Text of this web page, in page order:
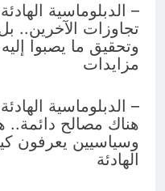
– الدبلوماسية
تجاوزات الآخرين..
وتحقيق ما يصبوا
مزايدات
– الدبلوماسية
هناك مصالح دائمة..
وسياسيين يعرفون
الهادئة